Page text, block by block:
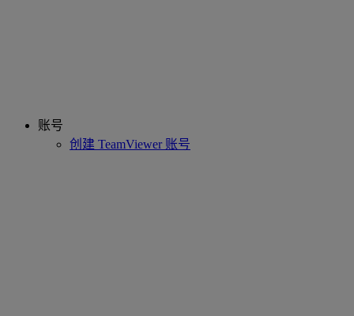
账号
创建 TeamViewer 账号